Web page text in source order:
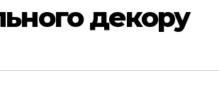
декору